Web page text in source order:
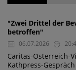
"Zwei Drittel der
betroffen"
06.07.2026
Caritas-Österreich-
Kathpress-